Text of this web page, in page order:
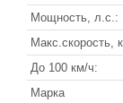
Санкт-
Мощность, л.с.:
Макс.скорость,
До 100 км/ч:
Марка